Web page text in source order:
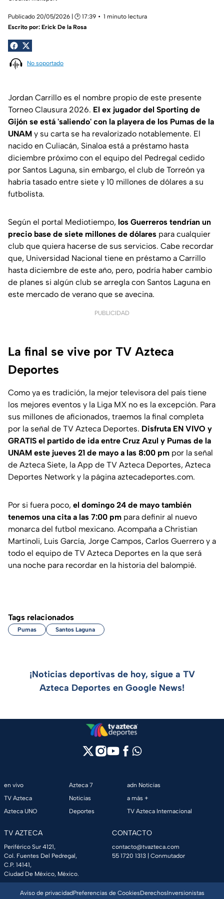
Publicado 20/05/2026 | 🕑 17:39
1 minuto lectura
Escrito por: Erick De la Rosa
No soportado
Jordan Carrillo es el nombre propio de este presente
Torneo Clausura 2026. El ex jugador del Sporting de
Gijón se está 'saliendo' con la playera de los Pumas de la
UNAM y su carta se ha revalorizado notablemente. El
nacido en Culiacán, Sinaloa está a préstamo hasta
diciembre próximo con el equipo del Pedregal cedido
por Santos Laguna, sin embargo, el club de Torreón ya
habría tasado entre siete y 10 millones de dólares a su
futbolista.
Según el portal Mediotiempo, los Guerreros tendrían un
precio base de siete millones de dólares para cualquier
club que quiera hacerse de sus servicios. Cabe recordar
que, Universidad Nacional tiene en préstamo a Carrillo
hasta diciembre de este año, pero, podría haber cambio
de planes si algún club se arregla con Santos Laguna en
este mercado de verano que se avecina.
PUBLICIDAD
La final se vive por TV Azteca
Deportes
Como ya es tradición, la mejor televisora del país tiene
los mejores eventos y la Liga MX no es la excepción. Para
sus millones de aficionados, traemos la final completa
por la señal de TV Azteca Deportes. Disfruta EN VIVO y
GRATIS el partido de ida entre Cruz Azul y Pumas de la
UNAM este jueves 21 de mayo a las 8:00 pm por la señal
de Azteca Siete, la App de TV Azteca Deportes, Azteca
Deportes Network y la página aztecadeportes.com.
Por si fuera poco, el domingo 24 de mayo también
tenemos una cita a las 7:00 pm para definir al nuevo
monarca del futbol mexicano. Acompaña a Christian
Martinoli, Luis García, Jorge Campos, Carlos Guerrero y a
todo el equipo de TV Azteca Deportes en la que será
una noche para recordar en la historia del balompié.
Tags relacionados
Pumas Santos Laguna
¡Noticias deportivas de hoy, sigue a TV
Azteca Deportes en Google News!
en vivo
TV Azteca
Azteca UNO
Azteca 7
Noticias
Deportes
adn Noticias
a más +
TV Azteca Internacional
TV AZTECA
Periférico Sur 4121,
Col. Fuentes Del Pedregal,
C.P. 14141,
Ciudad De México, México.
CONTACTO
contacto@tvazteca.com
55 1720 1313 | Conmutador
Aviso de privacidadPreferencias de CookiesDerechosInversionistas